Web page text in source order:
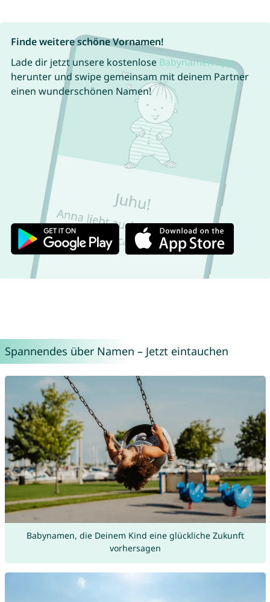
Finde weitere schöne Vornamen!
Lade dir jetzt unsere kostenlose Babynamen App
herunter und swipe gemeinsam mit deinem Partner
einen wunderschönen Namen!
Spannendes über Namen – Jetzt eintauchen
Babynamen, die Deinem Kind eine glückliche Zukunft
vorhersagen